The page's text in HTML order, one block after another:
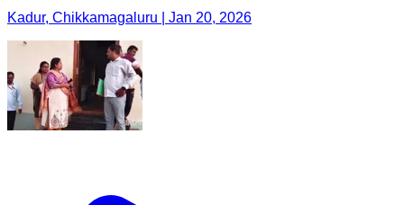
Kadur, Chikkamagaluru | Jan 20, 2026